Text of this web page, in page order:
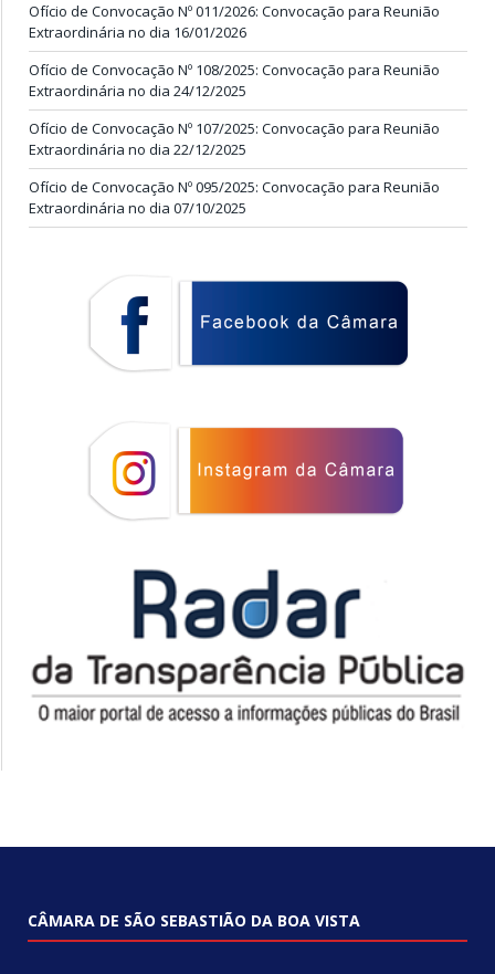
Ofício de Convocação Nº 011/2026: Convocação para Reunião
Extraordinária no dia 16/01/2026
Ofício de Convocação Nº 108/2025: Convocação para Reunião
Extraordinária no dia 24/12/2025
Ofício de Convocação Nº 107/2025: Convocação para Reunião
Extraordinária no dia 22/12/2025
Ofício de Convocação Nº 095/2025: Convocação para Reunião
Extraordinária no dia 07/10/2025
CÂMARA DE SÃO SEBASTIÃO DA BOA VISTA